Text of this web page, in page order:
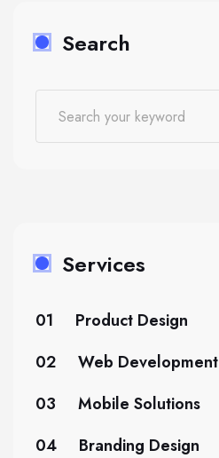
Search
Services
01
Product Design
02
Web Development
03
Mobile Solutions
04
Branding Design